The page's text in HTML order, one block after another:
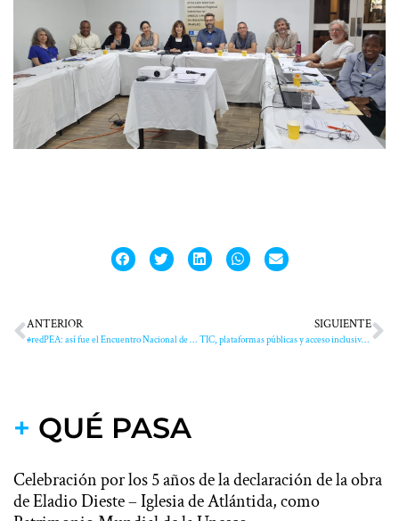
ANTERIOR
#redPEA: así fue el Encuentro Nacional de Referentes 2022
SIGUIENTE
TIC, plataformas públicas y acceso inclusivo: convocan a premio dotado con 25 mil dólares
+ QUÉ PASA
Celebración por los 5 años de la declaración de la obra
de Eladio Dieste – Iglesia de Atlántida, como